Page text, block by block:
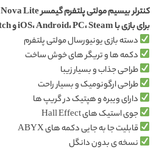
برای بازی با iOS، Android، PC، Steam و Switch
دسته بازی یونیورسال مولتی پلتفرم
دکمه ها و تریگر های خوش ساخت
طراحی جذاب و بسیار زیبا
طراحی ارگونومیک و بسیار راحت
دارای ویبره و هپتیک در گریپ ها
جوی استیک های Hall Effect
قابلیت جا به جایی دکمه های ABYX
نسخه ی بدون دانگل